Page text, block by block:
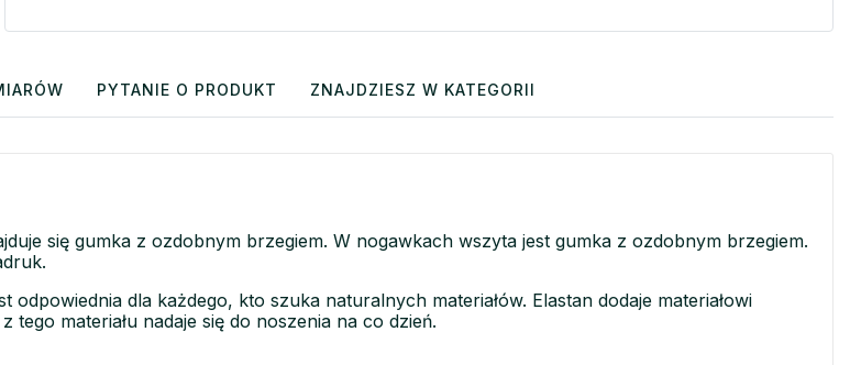
PYTANIE O PRODUKT ZNAJDZIESZ W KATEGORII
się gumka z ozdobnym brzegiem. W nogawkach wszyta jest gumka z ozdobnym brzegiem.
odpowiednia dla każdego, kto szuka naturalnych materiałów. Elastan dodaje materiałowi
materiału nadaje się do noszenia na co dzień.